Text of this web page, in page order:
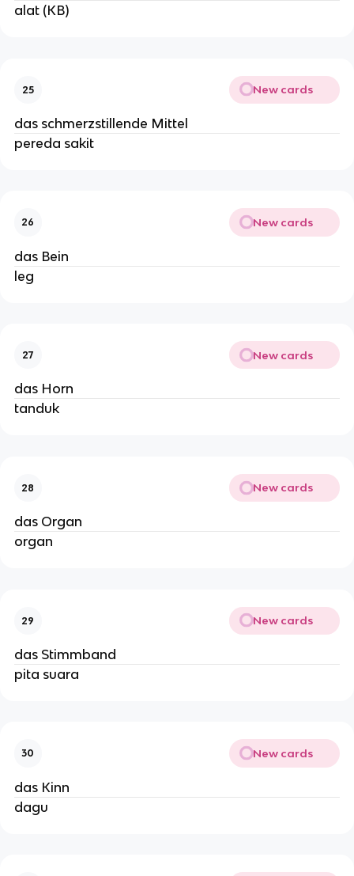
alat (KB)
25 New cards
das schmerzstillende Mittel
pereda sakit
26 New cards
das Bein
leg
27 New cards
das Horn
tanduk
28 New cards
das Organ
organ
29 New cards
das Stimmband
pita suara
30 New cards
das Kinn
dagu